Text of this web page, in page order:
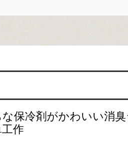
な保冷剤がかわいい消
作